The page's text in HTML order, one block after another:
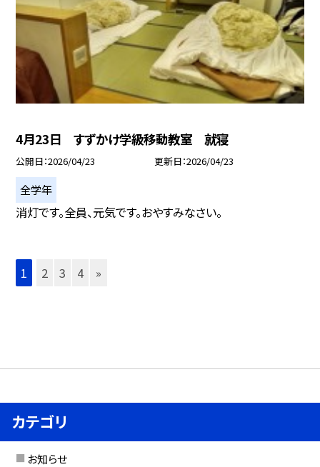
4月23日 すずかけ学級移動教室 就寝
公開日 2026/04/23 更新日 2026/04/23
全学年
消灯です。全員、元気です。おやすみなさい。
1 2 3 4 »
カテゴリ
お知らせ